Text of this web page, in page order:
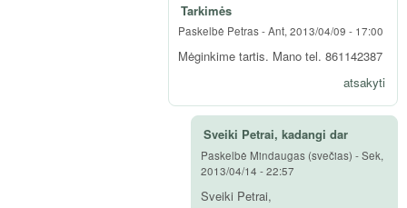
Tarkimės
Paskelbė Petras-Ant, 2013/04/09 - 17:00
Mėginkime tartis. Mano tel. 861142387
atsakyti
Sveiki Petrai, kadangi dar
Paskelbė Mindaugas (svečias) -Sek,
2013/04/14 - 22:57
Sveiki Petrai,